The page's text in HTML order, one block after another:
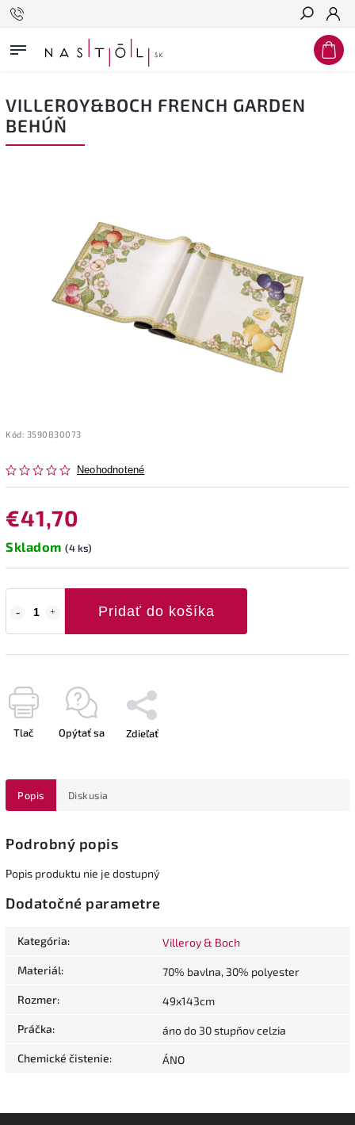
Hľadať
VILLEROY&BOCH FRENCH GARDEN
BEHÚŇ
Kód: 3590830073
Neohodnotené
€41,70
Skladom (4 ks)
Pridať do košíka
Tlač Opýtať sa Zdieľať
Popis Diskusia
Podrobný popis
Popis produktu nie je dostupný
Dodatočné parametre
Kategória: Villeroy & Boch
Materiál: 70% bavlna, 30% polyester
Rozmer: 49x143cm
Práčka: áno do 30 stupňov celzia
Chemické čistenie: ÁNO